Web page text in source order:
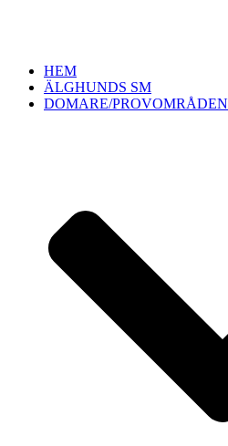
HEM
ÄLGHUNDS SM
DOMARE/PROVOMRÅDEN